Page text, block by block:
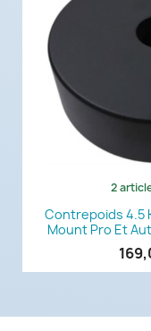

2
Contrepoids 4.5
Mount Pro Et